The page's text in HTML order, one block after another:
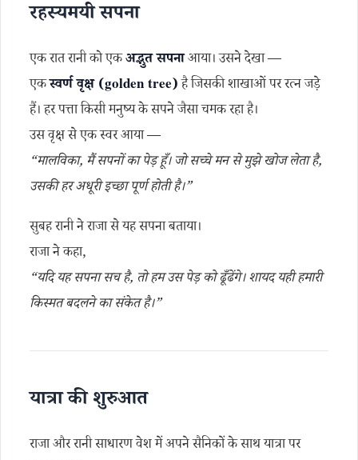
रहस्यमयी सपना
एक रात रानी को एकअद्भुत सपनाआया। उसने देखा —
एकस्वर्ण वृक्ष (golden tree)है जिसकी शाखाओं पर रत्न जड़े
हैं। हर पत्ता किसी मनुष्य के सपने जैसा चमक रहा है।
उस वृक्ष से एक स्वर आया —
“मालविका, मैं सपनों का पेड़ हूँ। जो सच्चे मन से मुझे खोज लेता है,
उसकी हर अधूरी इच्छा पूर्ण होती है।”
सुबह रानी ने राजा से यह सपना बताया।
राजा ने कहा,
“यदि यह सपना सच है, तो हम उस पेड़ को ढूँढेंगे। शायद यही हमारी
किस्मत बदलने का संकेत है।”
यात्रा की शुरुआत
राजा और रानी साधारण वेश में अपने सैनिकों के साथ यात्रा पर